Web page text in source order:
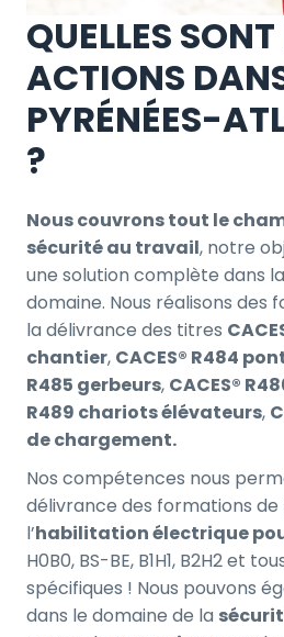
QUELLES
ACTIONS
PYRÉNÉES-
?
Nous couvrons tout le
sécurité au travail, notre
une solution complète dans
domaine. Nous réalisons des
la délivrance des titres
chantier, CACES® R484
R485 gerbeurs, CACES®
R489 chariots élévateurs,
de chargement.
Nos compétences nous
délivrance des formations
l’habilitation électrique
H0B0, BS-BE, B1H1, B2H2 et
spécifiques ! Nous pouvons
dans le domaine de la